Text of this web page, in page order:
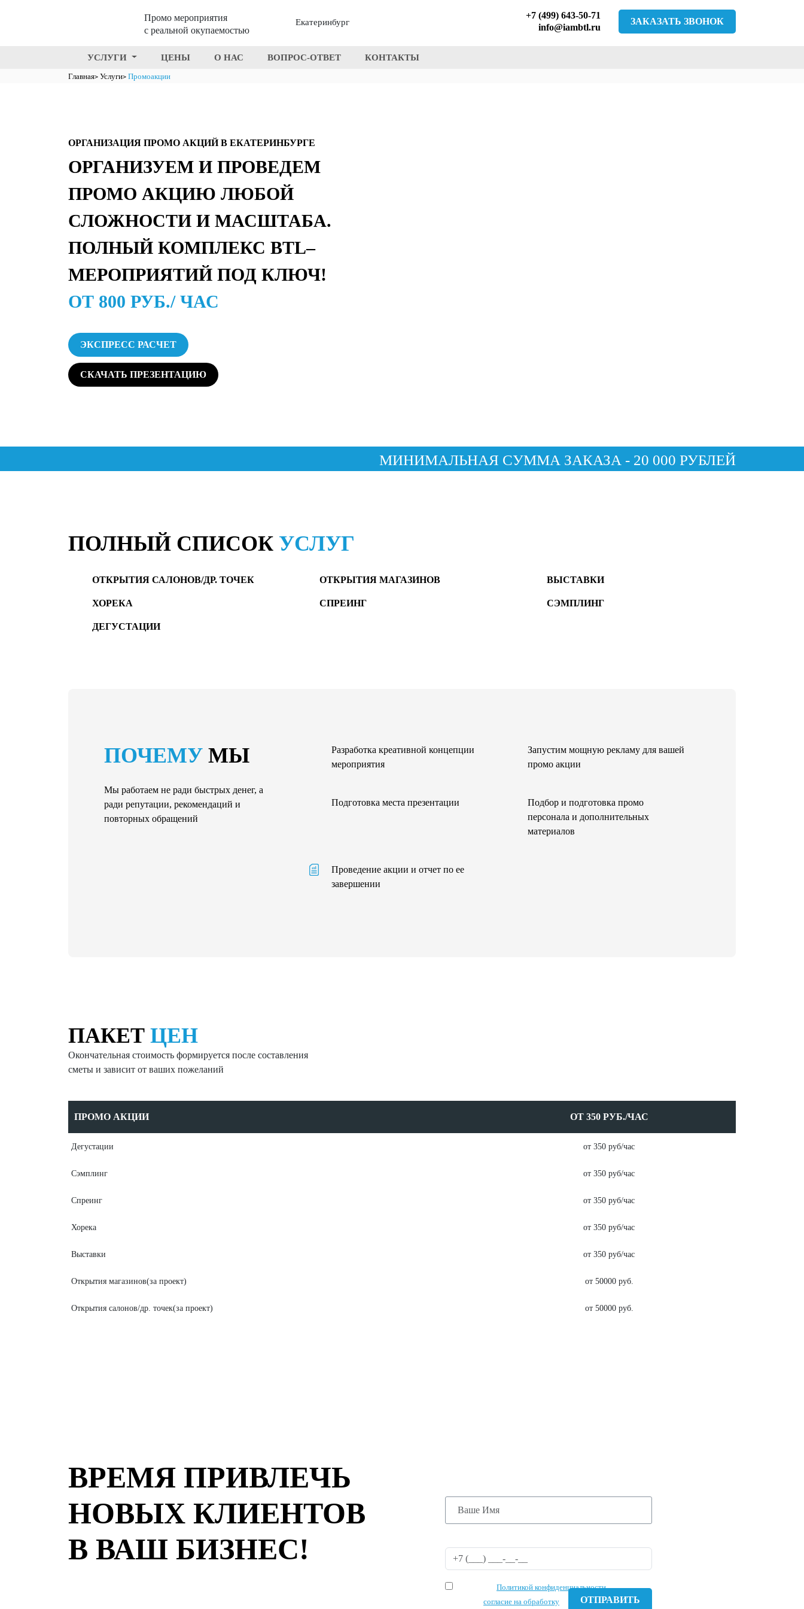
Промо мероприятия
с реальной окупаемостью
ЗАКАЗАТЬ ЗВОНОК
+7 (499) 643-50-71
info@iambtl.ru
Екатеринбург
УСЛУГИ ЦЕНЫ О НАС ВОПРОС-ОТВЕТ КОНТАКТЫ
Главная Услуги Промоакции
ОРГАНИЗАЦИЯ ПРОМО АКЦИЙ В ЕКАТЕРИНБУРГЕ
ОРГАНИЗУЕМ И ПРОВЕДЕМ
ПРОМО АКЦИЮ ЛЮБОЙ
СЛОЖНОСТИ И МАСШТАБА.
ПОЛНЫЙ КОМПЛЕКС BTL–
МЕРОПРИЯТИЙ ПОД КЛЮЧ!
ОТ 800 РУБ./ ЧАС
ЭКСПРЕСС РАСЧЕТ
СКАЧАТЬ ПРЕЗЕНТАЦИЮ
МИНИМАЛЬНАЯ СУММА ЗАКАЗА - 20 000 РУБЛЕЙ
ПОЛНЫЙ СПИСОК УСЛУГ
ОТКРЫТИЯ САЛОНОВ/ДР. ТОЧЕК ОТКРЫТИЯ МАГАЗИНОВ ВЫСТАВКИ
ХОРЕКА СПРЕИНГ СЭМПЛИНГ
ДЕГУСТАЦИИ
ПОЧЕМУ МЫ
Мы работаем не ради быстрых денег, а
ради репутации, рекомендаций и
повторных обращений
Разработка креативной концепции
мероприятия
Запустим мощную рекламу для вашей
промо акции
Подготовка места презентации
Подбор и подготовка промо
персонала и дополнительных
материалов
Проведение акции и отчет по ее
завершении
ПАКЕТ ЦЕН
Окончательная стоимость формируется после составления
сметы и зависит от ваших пожеланий
ПРОМО АКЦИИ ОТ 350 РУБ./ЧАС
Дегустации от 350 руб/час
Сэмплинг от 350 руб/час
Спреинг от 350 руб/час
Хорека от 350 руб/час
Выставки от 350 руб/час
Открытия магазинов(за проект) от 50000 руб.
Открытия салонов/др. точек(за проект) от 50000 руб.
ВРЕМЯ ПРИВЛЕЧЬ
НОВЫХ КЛИЕНТОВ
В ВАШ БИЗНЕС!
Политикой конфиденциальности
согласие на обработку